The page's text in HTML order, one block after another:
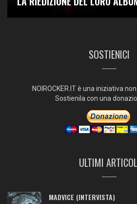
SOSTIENICI
NOIROCKER.IT è una iniziativa
Sostienila con una
ULTIMI
MADVICE (INTERVISTA)